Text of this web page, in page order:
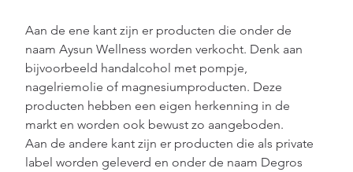
Aan de ene kant zijn er producten die onder de
naam Aysun Wellness worden verkocht. Denk aan
bijvoorbeeld handalcohol met pompje,
nagelriemolie of magnesiumproducten. Deze
producten hebben een eigen herkenning in de
markt en worden ook bewust zo aangeboden.
Aan de andere kant zijn er producten die als private
label worden geleverd en onder de naam Degros